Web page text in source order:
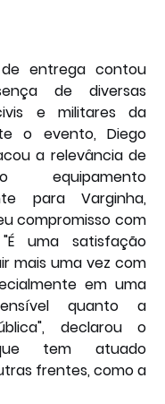
entrega contou
de diversas
e militares da
o evento, Diego
a relevância de
equipamento
para Varginha,
compromisso com
uma satisfação
mais uma vez com
em uma
quanto a
declarou o
tem atuado
frentes, como a